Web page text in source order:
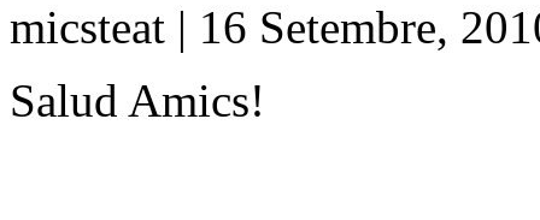
micsteat | 16 Setembre,
Salud Amics!